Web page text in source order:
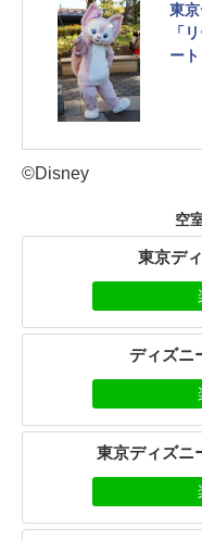
東
「
ー
©Disney
空
東京デ
ディズニ
東京ディズニ